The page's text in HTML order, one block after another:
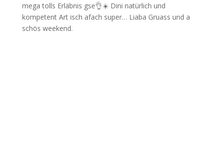
mega tolls Erläbnis gse👌☀️ Dini natürlich und
kompetent Art isch afach super… Liaba Gruass und a
schös weekend.